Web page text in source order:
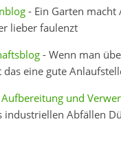
- Ein Garten macht
lieber faulenzt
- Wenn man
eine gute
und
industriellen Abfällen